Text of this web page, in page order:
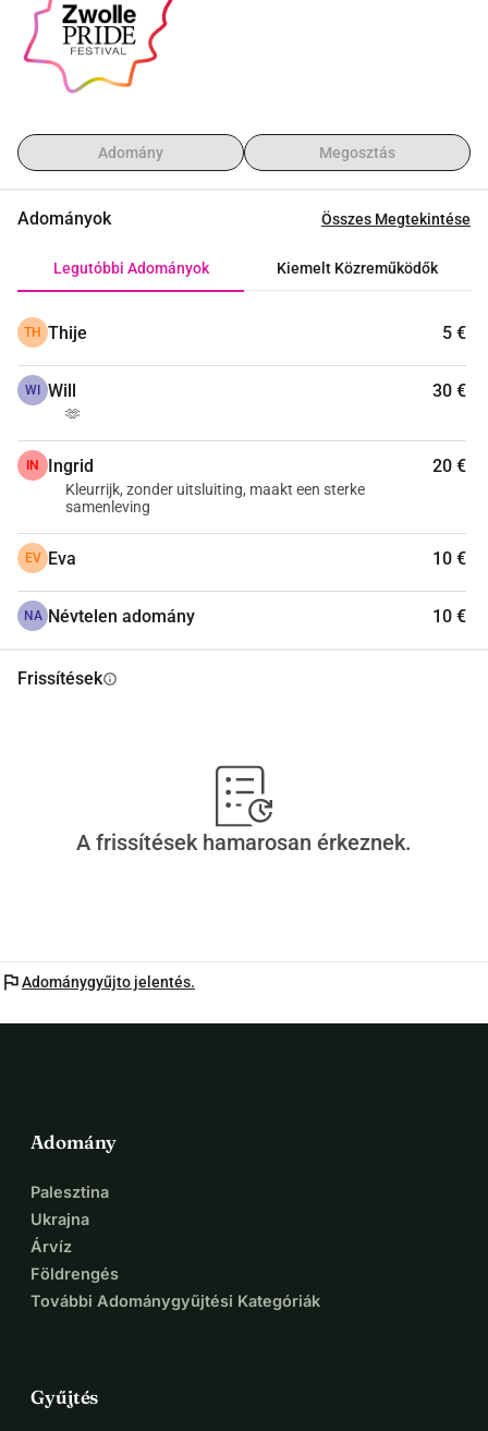
Köszönjük, és találkozunk augusztus 22-én, 23-án és 24-én
Zwolle-ban!
Adomány Megosztás
Adományok Összes Megtekintése
Legutóbbi Adományok Kiemelt Közreműködők
TH Thije 5 €
WI Will 30 €
🫶
IN Ingrid 20 €
Kleurrijk, zonder uitsluiting, maakt een sterke
samenleving
EV Eva 10 €
NA Névtelen adomány 10 €
Frissítésekinfo
A frissítések hamarosan érkeznek.
flagAdománygyűjto jelentés.
Adomány
Palesztina
Ukrajna
Árvíz
Földrengés
További Adománygyűjtési Kategóriák
Gyűjtés